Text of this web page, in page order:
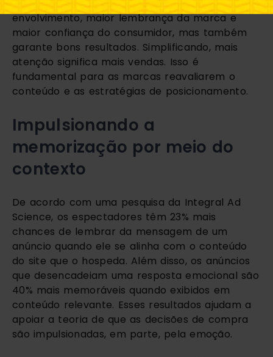
do espectador por mais tempo leva a um maior
envolvimento, maior lembrança da marca e
maior confiança do consumidor, mas também
garante bons resultados. Simplificando, mais
atenção significa mais vendas. Isso é
fundamental para as marcas reavaliarem o
conteúdo e as estratégias de posicionamento.
Impulsionando a
memorização por meio do
contexto
De acordo com uma pesquisa da Integral Ad
Science, os espectadores têm 23% mais
chances de lembrar da mensagem de um
anúncio quando ele se alinha com o conteúdo
do site que o hospeda. Além disso, os anúncios
que desencadeiam uma resposta emocional são
40% mais memoráveis quando exibidos em
conteúdo relevante. Esses resultados ajudam a
apoiar a teoria de que as decisões de compra
são impulsionadas, em parte, pela emoção.